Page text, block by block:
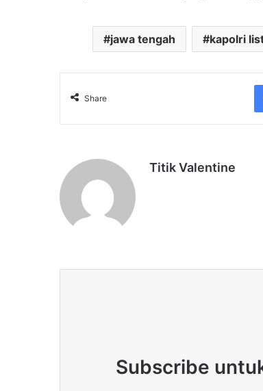
jawa tengah kapolri
Share
Titik Valentine
Subscribe